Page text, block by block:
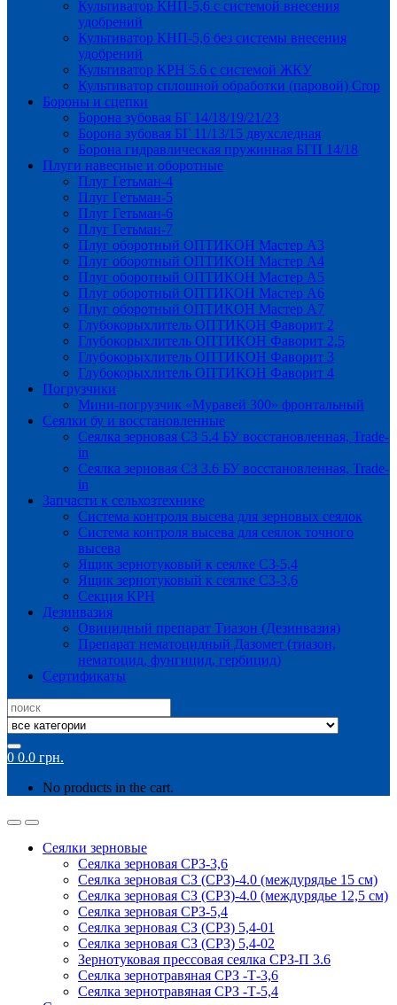
Культиватор КНП-5,6 с системой внесения
удобрений
Культиватор КНП-5,6 без системы внесения
удобрений
Культиватор КРН 5.6 с системой ЖКУ
Культиватор сплошной обработки (паровой) Crop
Бороны и сцепки
Борона зубовая БГ 14/18/19/21/23
Борона зубовая БГ 11/13/15 двухследная
Борона гидравлическая пружинная БГП 14/18
Плуги навесные и оборотные
Плуг Гетьман-4
Плуг Гетьман-5
Плуг Гетьман-6
Плуг Гетьман-7
Плуг оборотный ОПТИКОН Мастер А3
Плуг оборотный ОПТИКОН Мастер А4
Плуг оборотный ОПТИКОН Мастер А5
Плуг оборотный ОПТИКОН Мастер А6
Плуг оборотный ОПТИКОН Мастер А7
Глубокорыхлитель ОПТИКОН Фаворит 2
Глубокорыхлитель ОПТИКОН Фаворит 2,5
Глубокорыхлитель ОПТИКОН Фаворит 3
Глубокорыхлитель ОПТИКОН Фаворит 4
Погрузчики
Мини-погрузчик «Муравей 300» фронтальный
Сеялки бу и восстановленные
Сеялка зерновая СЗ 5.4 БУ восстановленная, Trade-
in
Сеялка зерновая СЗ 3.6 БУ восстановленная, Trade-
in
Запчасти к сельхозтехнике
Система контроля высева для зерновых сеялок
Система контроля высева для сеялок точного
высева
Ящик зернотуковый к сеялке СЗ-5,4
Ящик зернотуковый к сеялке СЗ-3,6
Секция КРН
Дезинвазия
Овицидный препарат Тиазон (Дезинвазия)
Препарат нематоцидный Дазомет (тиазон,
нематоцид, фунгицид, гербицид)
Сертификаты
Search
for:
0 0.0 грн.
No products in the cart.
Сеялки зерновые
Сеялка зерновая СРЗ-3,6
Сеялка зерновая СЗ (СРЗ)-4.0 (междурядье 15 см)
Сеялка зерновая СЗ (СРЗ)-4.0 (междурядье 12,5 см)
Сеялка зерновая СРЗ-5,4
Сеялка зерновая СЗ (СРЗ) 5,4-01
Сеялка зерновая СЗ (СРЗ) 5,4-02
Зернотуковая прессовая сеялка СРЗ-П 3.6
Сеялка зернотравяная СРЗ -Т-3,6
Сеялка зернотравяная СРЗ -Т-5,4